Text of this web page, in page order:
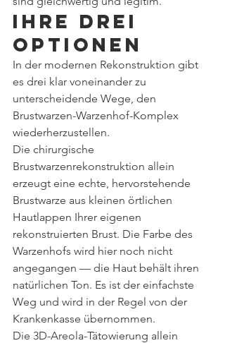
Ihre drei
Optionen
In der modernen Rekonstruktion gibt
es drei klar voneinander zu
unterscheidende Wege, den
Brustwarzen-Warzenhof-Komplex
wiederherzustellen.
Die chirurgische
Brustwarzenrekonstruktion allein
erzeugt eine echte, hervorstehende
Brustwarze aus kleinen örtlichen
Hautlappen Ihrer eigenen
rekonstruierten Brust. Die Farbe des
Warzenhofs wird hier noch nicht
angegangen — die Haut behält ihren
natürlichen Ton. Es ist der einfachste
Weg und wird in der Regel von der
Krankenkasse übernommen.
Die 3D-Areola-Tätowierung allein